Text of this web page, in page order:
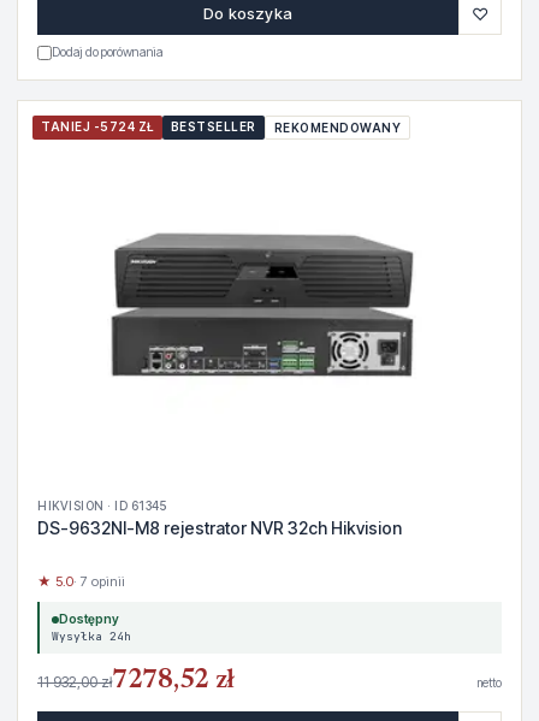
Do koszyka ♡
Dodaj do porównania
TANIEJ -5724 ZŁ BESTSELLER REKOMENDOWANY
HIKVISION · ID 61345
DS-9632NI-M8 rejestrator NVR 32ch Hikvision
★ 5.0· 7 opinii
Dostępny
Wysyłka 24h
11 932,00 zł7278,52 zł netto